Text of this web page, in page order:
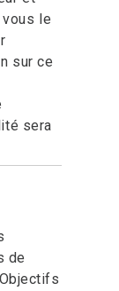
le
sur ce
sera
de